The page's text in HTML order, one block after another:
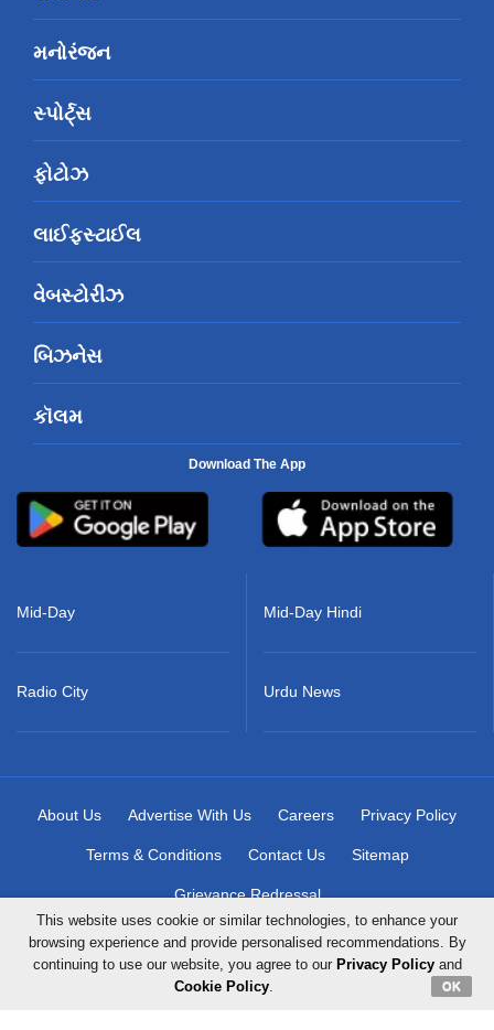
મનોરંજન
સ્પોર્ટ્સ
ફોટોઝ
લાઈફસ્ટાઈલ
વેબસ્ટોરીઝ
બિઝનેસ
કૉલમ
Download The App
Mid-Day
Radio City
Mid-Day Hindi
Urdu News
About Us Advertise With Us Careers Privacy Policy
Terms & Conditions Contact Us Sitemap
Grievance Redressal
Copyright © 2026 Mid-Day Infomedia Ltd. All Rights Reserved.
This website uses cookie or similar technologies, to enhance your
browsing experience and provide personalised recommendations. By
continuing to use our website, you agree to our Privacy Policyand
Cookie Policy. OK